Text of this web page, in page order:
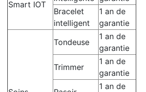
Smart IOT
Bracelet
intelligent
1 an de
garantie
Tondeuse
1 an de
garantie
Trimmer
1 an de
garantie
1 an de